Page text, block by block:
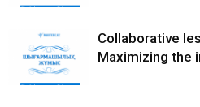
Collaborative
Maximizing the